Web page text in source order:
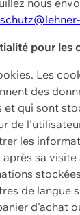
pour les
Les
des
qui sont
de
les
sa visite
de langue
d'achat